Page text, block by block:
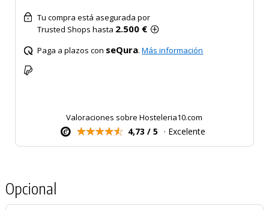
Tu compra está asegurada por
Trusted Shops hasta 2.500 €
Paga a plazos con seQura.Más información
Valoraciones sobre Hosteleria10.com
4,73 / 5 · Excelente
Opcional